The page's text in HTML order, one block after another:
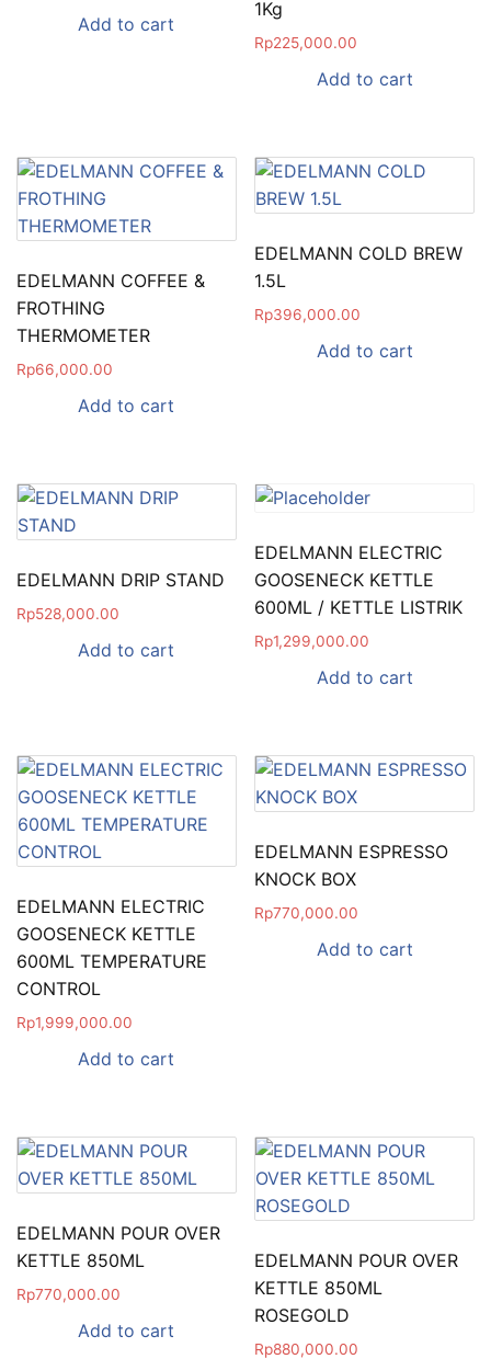
Add to cart
1Kg
Rp225,000.00
Add to cart
EDELMANN COFFEE &
FROTHING
THERMOMETER
Rp66,000.00
Add to cart
EDELMANN COLD BREW
1.5L
Rp396,000.00
Add to cart
EDELMANN DRIP STAND
Rp528,000.00
Add to cart
EDELMANN ELECTRIC
GOOSENECK KETTLE
600ML / KETTLE LISTRIK
Rp1,299,000.00
Add to cart
EDELMANN ELECTRIC
GOOSENECK KETTLE
600ML TEMPERATURE
CONTROL
Rp1,999,000.00
Add to cart
EDELMANN ESPRESSO
KNOCK BOX
Rp770,000.00
Add to cart
EDELMANN POUR OVER
KETTLE 850ML
Rp770,000.00
Add to cart
EDELMANN POUR OVER
KETTLE 850ML
ROSEGOLD
Rp880,000.00